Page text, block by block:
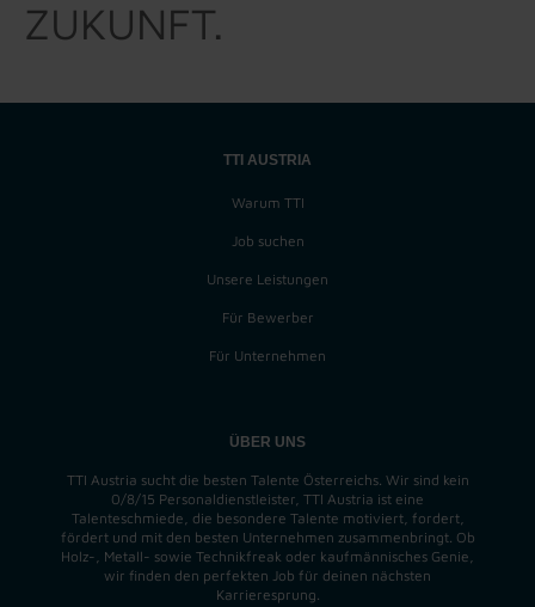
ZUKUNFT.
TTI AUSTRIA
Warum TTI
Job suchen
Unsere Leistungen
Für Bewerber
Für Unternehmen
ÜBER UNS
TTI Austria sucht die besten Talente Österreichs. Wir sind kein
0/8/15 Personaldienstleister, TTI Austria ist eine
Talenteschmiede, die besondere Talente motiviert, fordert,
fördert und mit den besten Unternehmen zusammenbringt. Ob
Holz-, Metall- sowie Technikfreak oder kaufmännisches Genie,
wir finden den perfekten Job für deinen nächsten
Karrieresprung.